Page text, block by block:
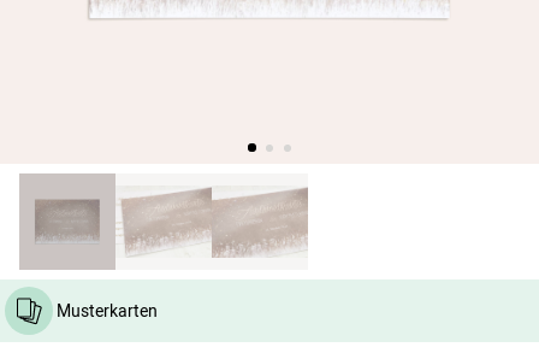
Musterkarten